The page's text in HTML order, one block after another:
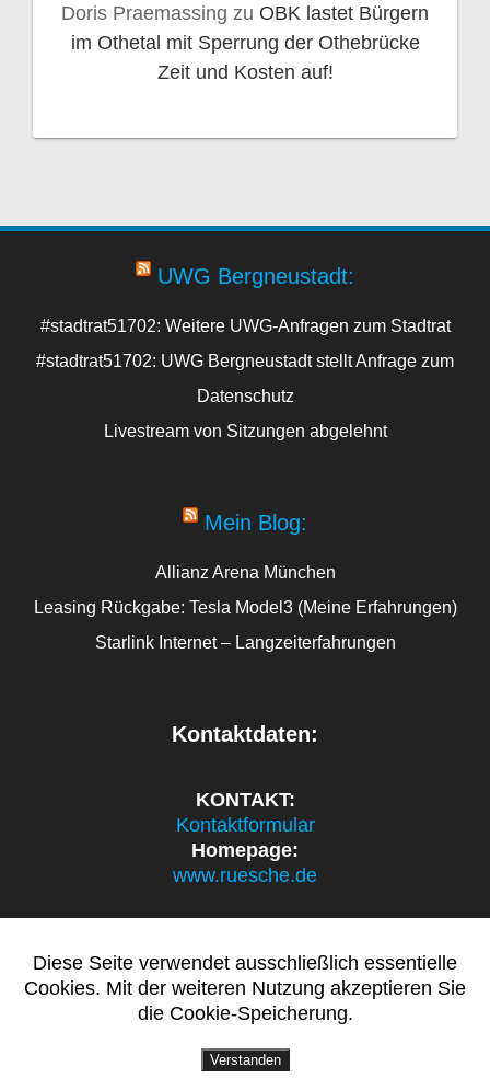
Doris Praemassing zu OBK lastet Bürgern
im Othetal mit Sperrung der Othebrücke
Zeit und Kosten auf!
UWG Bergneustadt:
#stadtrat51702: Weitere UWG-Anfragen zum Stadtrat
#stadtrat51702: UWG Bergneustadt stellt Anfrage zum
Datenschutz
Livestream von Sitzungen abgelehnt
Mein Blog:
Allianz Arena München
Leasing Rückgabe: Tesla Model3 (Meine Erfahrungen)
Starlink Internet – Langzeiterfahrungen
Kontaktdaten:
KONTAKT:
Kontaktformular
Homepage:
www.ruesche.de
politik.ruesche.de
Sven Oliver Rüsche
Diese Seite verwendet ausschließlich essentielle
Cookies. Mit der weiteren Nutzung akzeptieren Sie
die Cookie-Speicherung.
Verstanden